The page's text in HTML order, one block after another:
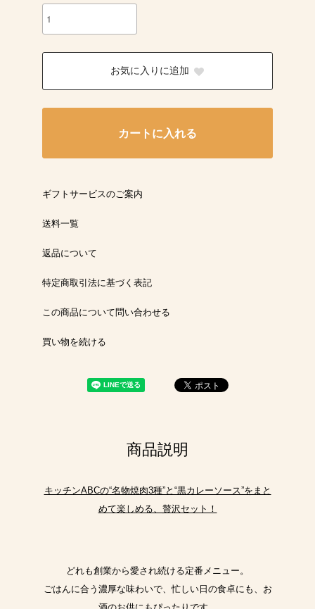
お気に入りに追加
カートに入れる
ギフトサービスのご案内
送料一覧
返品について
特定商取引法に基づく表記
この商品について問い合わせる
買い物を続ける
商品説明
キッチンABCの“名物焼肉3種”と“黒カレーソース”をまと
めて楽しめる、贅沢セット！
どれも創業から愛され続ける定番メニュー。
ごはんに合う濃厚な味わいで、忙しい日の食卓にも、お